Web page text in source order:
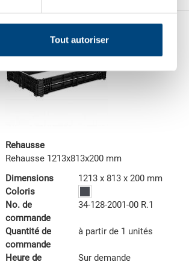
Tout autoriser
Rehausse
Rehausse 1213x813x200 mm
Dimensions
1213 x 813 x 200 mm
Coloris
No. de
commande
34-128-2001-00 R.1
Quantité de
commande
à partir de 1 unités
Heure de
Sur demande